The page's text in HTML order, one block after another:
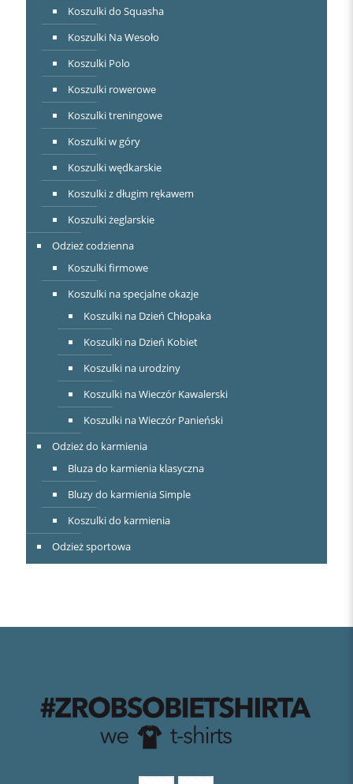
Koszulki do Squasha
Koszulki Na Wesoło
Koszulki Polo
Koszulki rowerowe
Koszulki treningowe
Koszulki w góry
Koszulki wędkarskie
Koszulki z długim rękawem
Koszulki żeglarskie
Odzież codzienna
Koszulki firmowe
Koszulki na specjalne okazje
Koszulki na Dzień Chłopaka
Koszulki na Dzień Kobiet
Koszulki na urodziny
Koszulki na Wieczór Kawalerski
Koszulki na Wieczór Panieński
Odzież do karmienia
Bluza do karmienia klasyczna
Bluzy do karmienia Simple
Koszulki do karmienia
Odzież sportowa